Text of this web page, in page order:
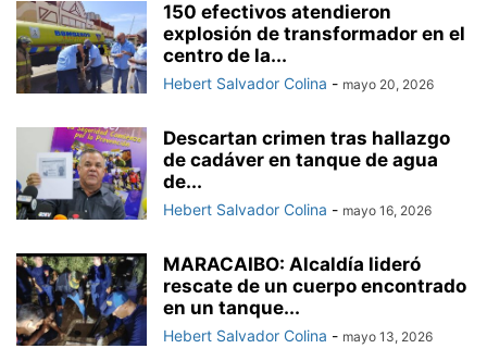
150 efectivos atendieron
explosión de transformador en el
centro de la...
Hebert Salvador Colina - mayo 20, 2026
Descartan crimen tras hallazgo
de cadáver en tanque de agua
de...
Hebert Salvador Colina - mayo 16, 2026
MARACAIBO: Alcaldía lideró
rescate de un cuerpo encontrado
en un tanque...
Hebert Salvador Colina - mayo 13, 2026